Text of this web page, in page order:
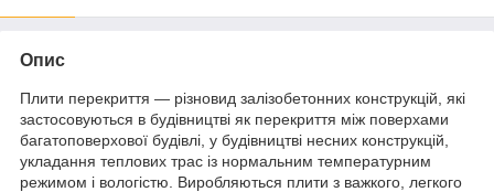
Опис
Плити перекриття — різновид залізобетонних конструкцій, які
застосовуються в будівництві як перекриття між поверхами
багатоповерхової будівлі, у будівництві несних конструкцій,
укладання теплових трас із нормальним температурним
режимом і вологістю. Виробляються плити з важкого, легкого